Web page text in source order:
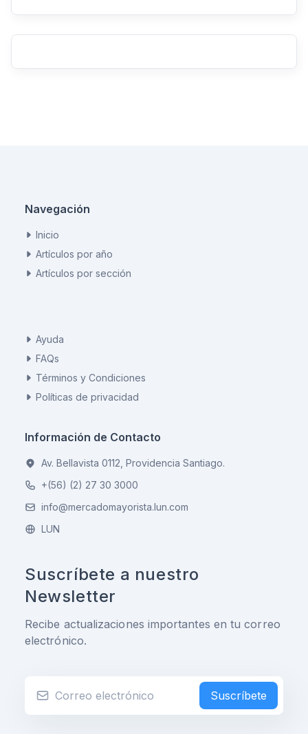
Navegación
Inicio
Artículos por año
Artículos por sección
Ayuda
FAQs
Términos y Condiciones
Políticas de privacidad
Información de Contacto
Av. Bellavista 0112, Providencia Santiago.
+(56) (2) 27 30 3000
info@mercadomayorista.lun.com
LUN
Suscríbete a nuestro
Newsletter
Recibe actualizaciones importantes en tu correo
electrónico.
Suscríbete